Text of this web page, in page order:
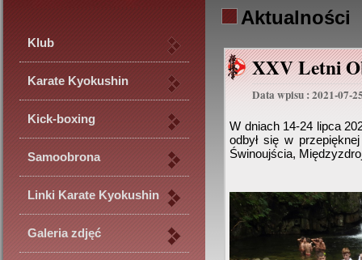
Klub
Karate Kyokushin
Kick-boxing
Samoobrona
Linki Karate Kyokushin
Galeria zdjęć
Aktualności
XXV Letni
Data wpisu : 2021-07-
W dniach 14-24 lipca
odbył się w
Świnoujścia,